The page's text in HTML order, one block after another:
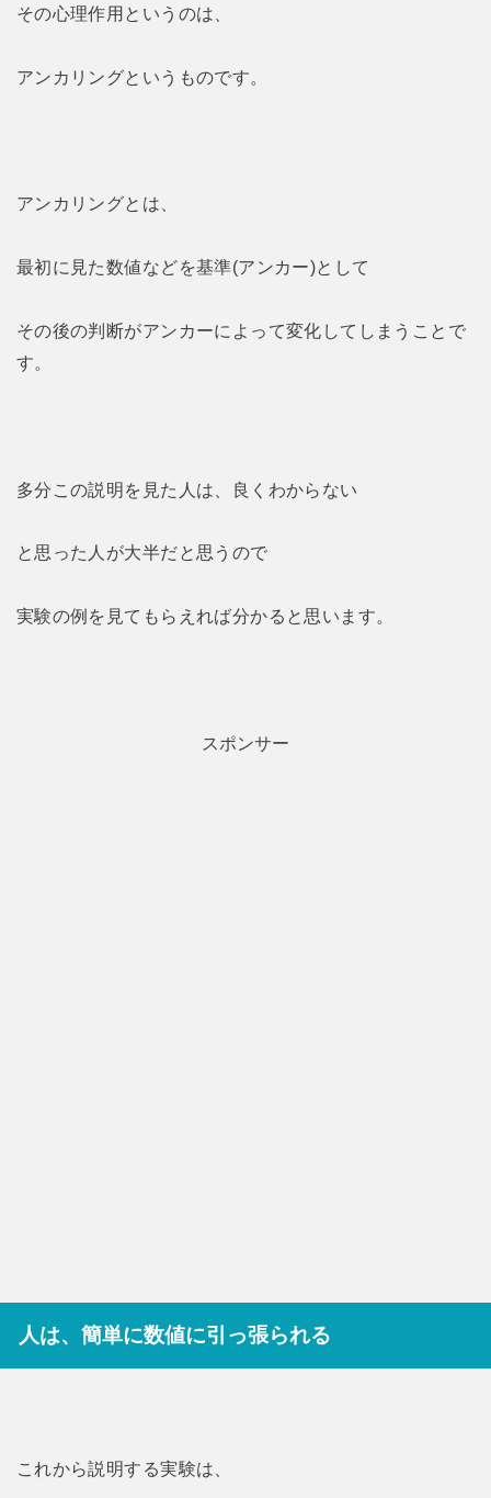
その心理作用というのは、
アンカリングというものです。
アンカリングとは、
最初に見た数値などを基準(アンカー)として
その後の判断がアンカーによって変化してしまうことで
す。
多分この説明を見た人は、良くわからない
と思った人が大半だと思うので
実験の例を見てもらえれば分かると思います。
スポンサー
人は、簡単に数値に引っ張られる
これから説明する実験は、